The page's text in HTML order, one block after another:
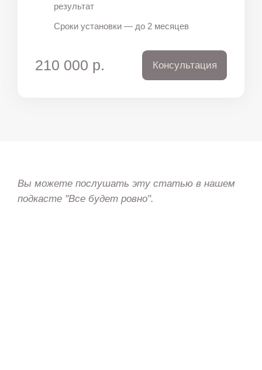
результат
Сроки установки — до 2 месяцев
210 000 р. Консультация
Вы можете послушать эту статью в нашем
подкасте "Все будет ровно".